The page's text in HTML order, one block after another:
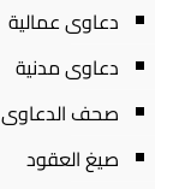
دعاوى عمالية
دعاوى مدنية
صحف الدعاوى
صيغ العقود